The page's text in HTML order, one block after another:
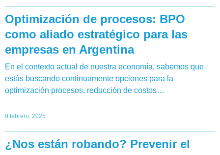
Optimización de procesos: BPO
como aliado estratégico para las
empresas en Argentina
En el contexto actual de nuestra economía, sabemos que
estás buscando continuamente opciones para la
optimización procesos, reducción de costos…
9 febrero, 2025
¿Nos están robando? Prevenir el